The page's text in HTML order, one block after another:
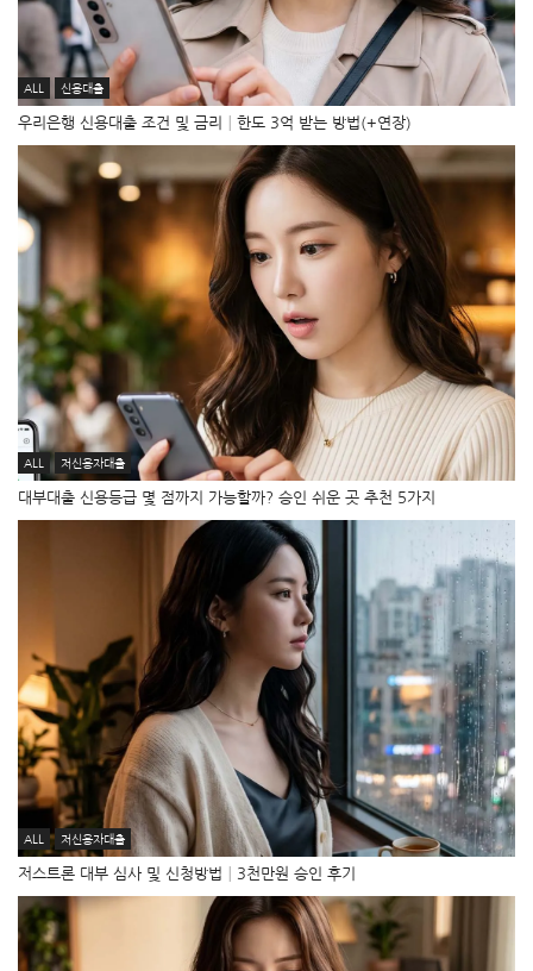
ALL 신용대출
우리은행 신용대출 조건 및 금리│한도 3억 받는 방법(+연장)
ALL 저신용자대출
대부대출 신용등급 몇 점까지 가능할까? 승인 쉬운 곳 추천 5가지
ALL 저신용자대출
저스트론 대부 심사 및 신청방법│3천만원 승인 후기